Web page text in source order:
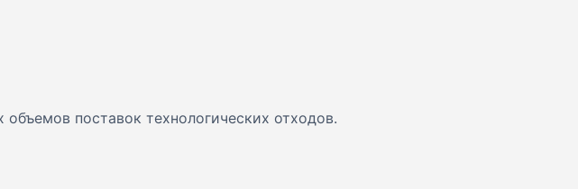
поставок технологических отходов.